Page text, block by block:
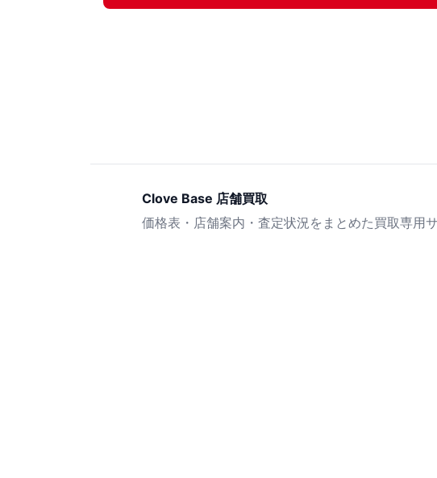
Clove Base 店舗買取
価格表・店舗案内・査定状況をまとめた買取専用サ